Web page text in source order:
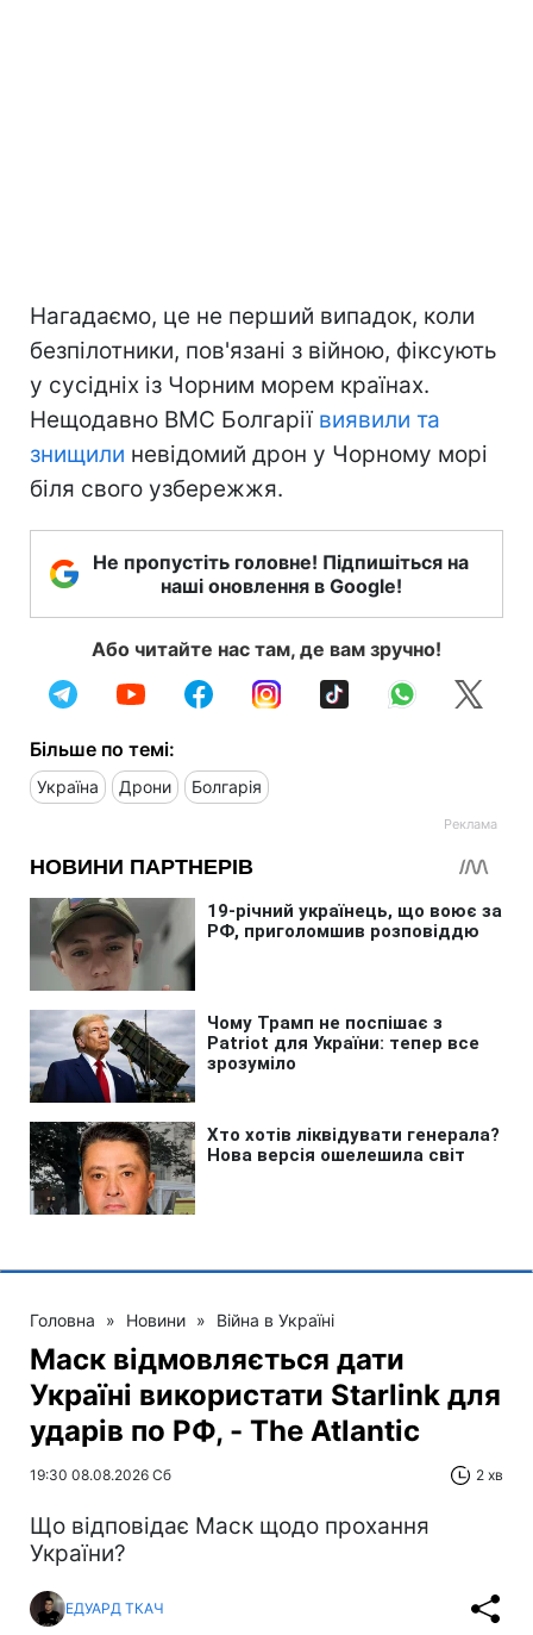
Нагадаємо, це не перший випадок, коли
безпілотники, пов'язані з війною, фіксують
у сусідніх із Чорним морем країнах.
Нещодавно ВМС Болгарії виявили та
знищили невідомий дрон у Чорному морі
біля свого узбережжя.
Не пропустіть головне! Підпишіться на
наші оновлення в Google!
Або читайте нас там, де вам зручно!
Більше по темі:
Україна Дрони Болгарія
Головна » Новини » Війна в Україні
Маск відмовляється дати
Україні використати Starlink для
ударів по РФ, - The Atlantic
19:30 08.08.2026 Сб 2 хв
Що відповідає Маск щодо прохання
України?
ЕДУАРД ТКАЧ